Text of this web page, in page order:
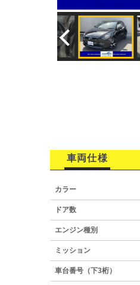
車両仕様
カラー
ドア数
エンジン種別
ミッション
車台番号（下3桁）